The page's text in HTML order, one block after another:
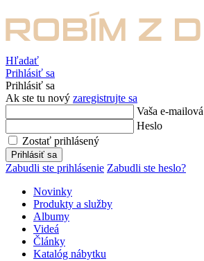
Hľadať
Prihlásiť sa
Prihlásiť sa
Ak ste tu nový zaregistrujte sa
Vaša e-
Heslo
Zostať prihlásený
Prihlásiť sa
Zabudli ste prihlásenie Zabudli ste heslo?
Novinky
Produkty a služby
Albumy
Videá
Články
Katalóg nábytku